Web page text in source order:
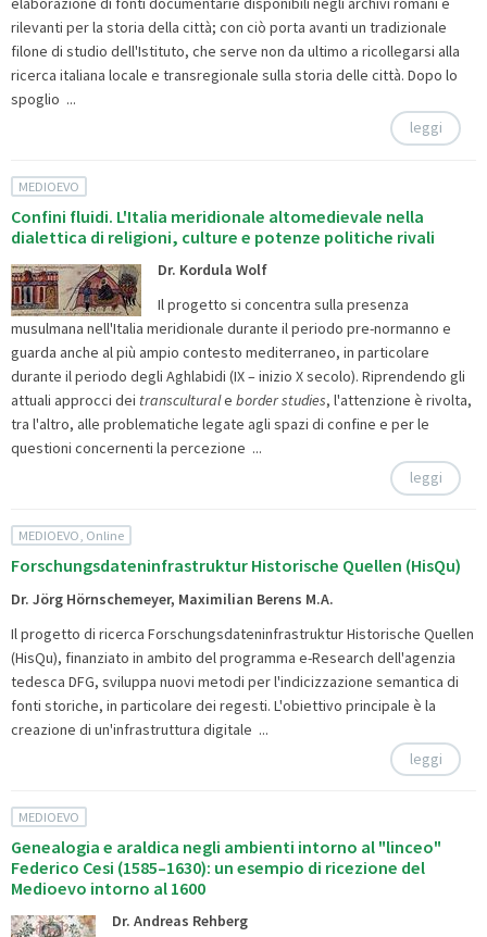
rilevanti per la storia della città; con ciò porta avanti un tradizionale
filone di studio dell'Istituto, che serve non da ultimo a ricollegarsi alla
ricerca italiana locale e transregionale sulla storia delle città. Dopo lo
spoglio ...
leggi
MEDIOEVO
Confini fluidi. L'Italia meridionale altomedievale nella
dialettica di religioni, culture e potenze politiche rivali
Dr. Kordula Wolf
Il progetto si concentra sulla presenza
musulmana nell'Italia meridionale durante il periodo pre-normanno e
guarda anche al più ampio contesto mediterraneo, in particolare
durante il periodo degli Aghlabidi (IX – inizio X secolo). Riprendendo gli
attuali approcci dei transculturale border studies, l'attenzione è rivolta,
tra l'altro, alle problematiche legate agli spazi di confine e per le
questioni concernenti la percezione ...
leggi
MEDIOEVO, Online
Forschungsdateninfrastruktur Historische Quellen (HisQu)
Dr. Jörg Hörnschemeyer, Maximilian Berens M.A.
Il progetto di ricerca Forschungsdateninfrastruktur Historische Quellen
(HisQu), finanziato in ambito del programma e-Research dell'agenzia
tedesca DFG, sviluppa nuovi metodi per l'indicizzazione semantica di
fonti storiche, in particolare dei regesti. L'obiettivo principale è la
creazione di un'infrastruttura digitale ...
leggi
MEDIOEVO
Genealogia e araldica negli ambienti intorno al "linceo"
Federico Cesi (1585–1630): un esempio di ricezione del
Medioevo intorno al 1600
Dr. Andreas Rehberg